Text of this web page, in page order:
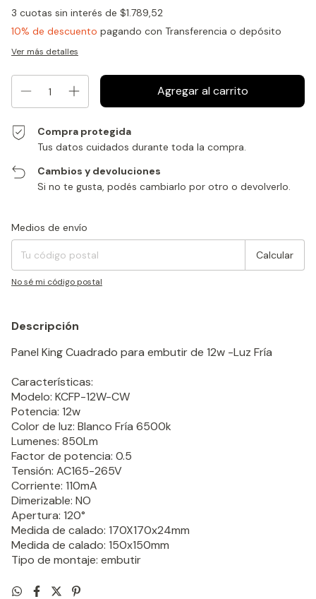
3 cuotas sin interés de $1.789,52
10% de descuento pagando con Transferencia o depósito
Ver más detalles
Compra protegida
Tus datos cuidados durante toda la compra.
Cambios y devoluciones
Si no te gusta, podés cambiarlo por otro o devolverlo.
Entregas para el CP:
Medios de envío
Calcular
No sé mi código postal
Descripción
Panel King Cuadrado para embutir de 12w -Luz Fría
Características:
Modelo: KCFP-12W-CW
Potencia: 12w
Color de luz: Blanco Fría 6500k
Lumenes: 850Lm
Factor de potencia: 0.5
Tensión: AC165-265V
Corriente: 110mA
Dimerizable: NO
Apertura: 120°
Medida de calado: 170X170x24mm
Medida de calado: 150x150mm
Tipo de montaje: embutir